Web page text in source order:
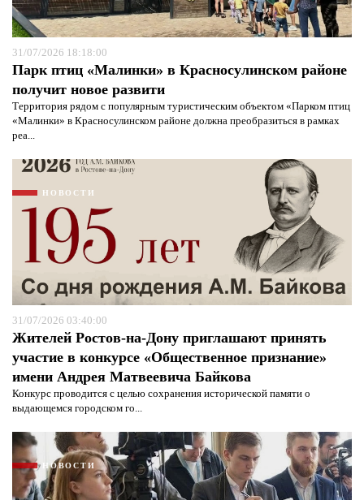
31/07/2026 18:18:00
Парк птиц «Малинки» в Красносулинском районе
получит новое развити
Территория рядом с популярным туристическим объектом «Парком птиц
«Малинки» в Красносулинском районе должна преобразиться в рамках
реа...
НОВОСТИ
31/07/2026 03:40:00
Жителей Ростов-на-Дону приглашают принять
участие в конкурсе «Общественное признание»
имени Андрея Матвеевича Байкова
Конкурс проводится с целью сохранения исторической памяти о
выдающемся городском го...
НОВОСТИ